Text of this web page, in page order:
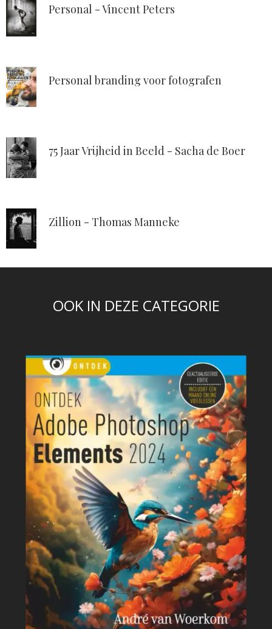
Personal - Vincent Peters
Personal branding voor fotografen
75 Jaar Vrijheid in Beeld - Sacha de Boer
Zillion - Thomas Manneke
OOK IN DEZE CATEGORIE